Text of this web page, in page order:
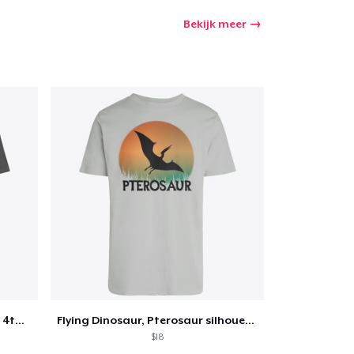
Bekijk meer
Independence day of America, 4th of July Flying Dinosaur, Pterosaur silhouette
$18